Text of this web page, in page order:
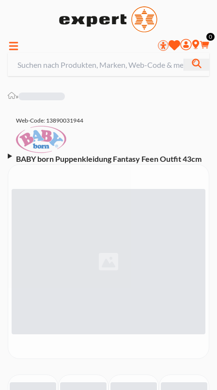
0
»
Web-Code: 13890031944
BABY born Puppenkleidung Fantasy Feen Outfit 43cm